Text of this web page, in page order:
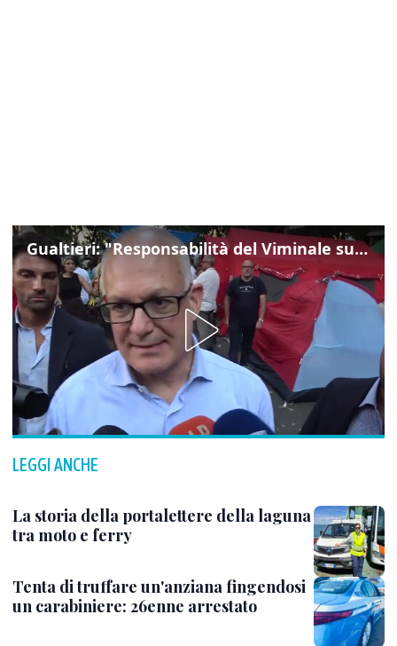
Gualtieri: "Responsabilità del Viminale su Spin Time? La posizione dei partiti è nota"
LEGGI ANCHE
La storia della portalettere della laguna
tra moto e ferry
Tenta di truffare un'anziana fingendosi
un carabiniere: 26enne arrestato